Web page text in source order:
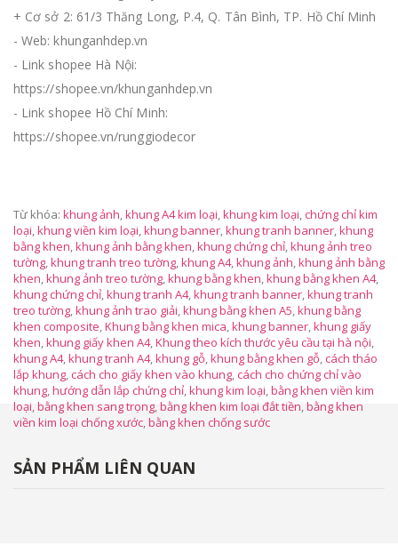
+ Cơ sở 2: 61/3 Thăng Long, P.4, Q. Tân Bình, TP. Hồ Chí Minh
- Web: khunganhdep.vn
- Link shopee Hà Nội:
https://shopee.vn/khunganhdep.vn
- Link shopee Hồ Chí Minh:
https://shopee.vn/runggiodecor
Từ khóa: khung ảnh,khung A4 kim loại,khung kim loại,chứng chỉ kim
loại,khung viền kim loại,khung banner,khung tranh banner,khung
bằng khen,khung ảnh bằng khen,khung chứng chỉ,khung ảnh treo
tường,khung tranh treo tường,khung A4,khung ảnh,khung ảnh bằng
khen,khung ảnh treo tường,khung bằng khen,khung bằng khen A4,
khung chứng chỉ,khung tranh A4,khung tranh banner,khung tranh
treo tường,khung ảnh trao giải,khung bằng khen A5,khung bằng
khen composite,Khung bằng khen mica,khung banner,khung giấy
khen,khung giấy khen A4,Khung theo kích thước yêu cầu tại hà nội,
khung A4,khung tranh A4,khung gỗ,khung bằng khen gỗ,cách tháo
lắp khung,cách cho giấy khen vào khung,cách cho chứng chỉ vào
khung,hướng dẫn lắp chứng chỉ,khung kim loại,bằng khen viền kim
loại,bằng khen sang trọng,bằng khen kim loại đắt tiền,bằng khen
viền kim loại chống xước,bằng khen chống sước
SẢN PHẨM LIÊN QUAN